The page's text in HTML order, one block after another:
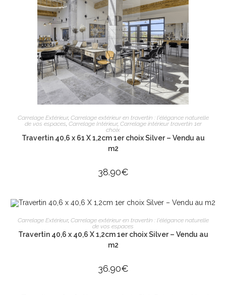
AJOUTER AU PANIER
Carrelage Extérieur, Carrelage extérieur en travertin : l'élégance naturelle
de vos espaces Carrelage Intérieur, Carrelage intérieur travertin 1er
choix
Travertin 40,6 x 61 X 1,2cm 1er choix Silver – Vendu au
m2
38.90€
AJOUTER AU PANIER
Carrelage Extérieur, Carrelage extérieur en travertin : l'élégance naturelle
de vos espaces
Travertin 40,6 x 40,6 X 1,2cm 1er choix Silver – Vendu au
m2
36.90€